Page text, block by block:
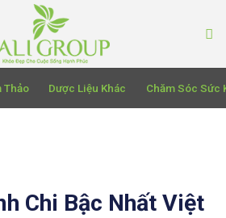
Thảo Dược Liệu Khác Chăm Sóc Sức
Chi Bậc Nhất Việt